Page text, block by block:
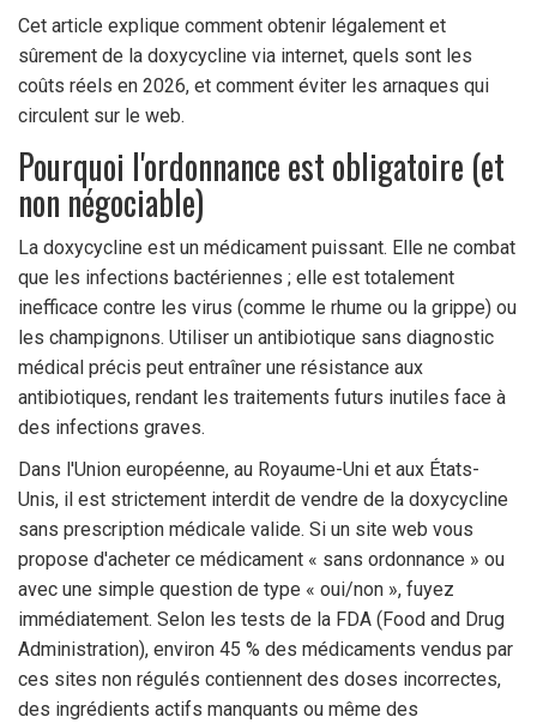
Cet article explique comment obtenir légalement et
sûrement de la doxycycline via internet, quels sont les
coûts réels en 2026, et comment éviter les arnaques qui
circulent sur le web.
Pourquoi l'ordonnance est obligatoire (et
non négociable)
La doxycycline est un médicament puissant. Elle ne combat
que les infections bactériennes ; elle est totalement
inefficace contre les virus (comme le rhume ou la grippe) ou
les champignons. Utiliser un antibiotique sans diagnostic
médical précis peut entraîner une résistance aux
antibiotiques, rendant les traitements futurs inutiles face à
des infections graves.
Dans l'Union européenne, au Royaume-Uni et aux États-
Unis, il est strictement interdit de vendre de la doxycycline
sans prescription médicale valide. Si un site web vous
propose d'acheter ce médicament « sans ordonnance » ou
avec une simple question de type « oui/non », fuyez
immédiatement. Selon les tests de la FDA (Food and Drug
Administration), environ 45 % des médicaments vendus par
ces sites non régulés contiennent des doses incorrectes,
des ingrédients actifs manquants ou même des